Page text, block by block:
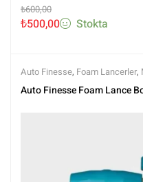
₺600,00
₺500,00 Stokta
Auto Finesse, Foam Lancerler,
Yıkama Ekipmanları,Yıkama
Auto Finesse Foam Lance